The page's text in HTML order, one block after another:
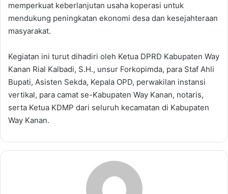
memperkuat keberlanjutan usaha koperasi untuk
mendukung peningkatan ekonomi desa dan kesejahteraan
masyarakat.
Kegiatan ini turut dihadiri oleh Ketua DPRD Kabupaten Way
Kanan Rial Kalbadi, S.H., unsur Forkopimda, para Staf Ahli
Bupati, Asisten Sekda, Kepala OPD, perwakilan instansi
vertikal, para camat se-Kabupaten Way Kanan, notaris,
serta Ketua KDMP dari seluruh kecamatan di Kabupaten
Way Kanan.